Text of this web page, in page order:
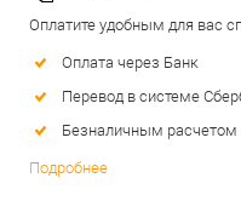
Оплатите удобным для вас
Оплата через Банк
Перевод в системе
Безналичным расчетом
Подробнее